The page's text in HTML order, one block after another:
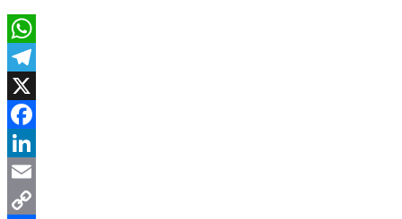
WhatsApp
Telegram
X
Facebook
LinkedIn
Email